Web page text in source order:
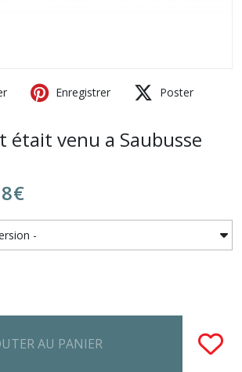
Enregistrer Poster
était venu a Saubusse
€
AU PANIER